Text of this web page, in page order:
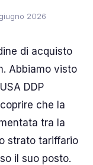
2026
di acquisto
Abbiamo visto
DDP
che la
tra la
strato tariffario
il suo posto.